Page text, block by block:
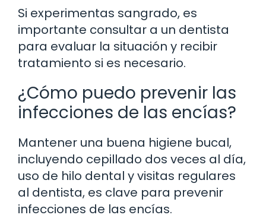
Si experimentas sangrado, es
importante consultar a un dentista
para evaluar la situación y recibir
tratamiento si es necesario.
¿Cómo puedo prevenir las
infecciones de las encías?
Mantener una buena higiene bucal,
incluyendo cepillado dos veces al día,
uso de hilo dental y visitas regulares
al dentista, es clave para prevenir
infecciones de las encías.